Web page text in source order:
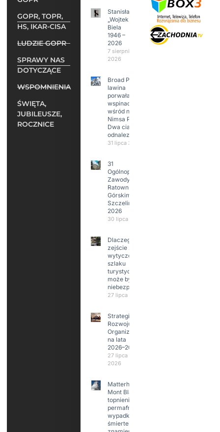
GOPR, TOPR,
HS, IKAR-CISA
LUDZIE GOPR
SPRAWY NAS
DOTYCZĄCE
WSPOMNIENIA
ŚWIĘTA,
JUBILEUSZE,
ROCZNICE
Stanisław
„Wojtek”
Biela
1946 –
2026
7 sierpnia
2026
Broad Peak:
lawina
porwała 10
wspinaczy,
wśród nich
Nimsa Purję.
Dwa ciała
odnalezione.
31 lipca 2026
31
Ogólnopolskie
Zawody w
Ratownictwie
Górskim –
Szczeliniec
2026
30 lipca 2026
Dlaczego
zejście z
wytyczonego
szlaku
turystycznego
może być
niebezpieczne?
27 lipca 2026
Strategia
Rozwoju
Organizacji
na lata
2026–2029
27 lipca
2026
Matterhorn i
Mont Blanc:
topnienie
permafrost,
wypadki
śmiertelne,